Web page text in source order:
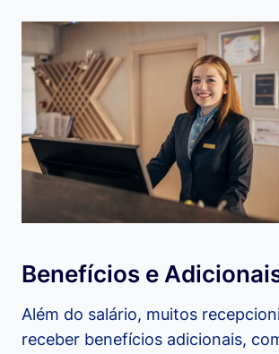
Benefícios e
Além do salário, muitos
receber benefícios adicionais,